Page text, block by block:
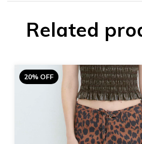
Related
20% OFF